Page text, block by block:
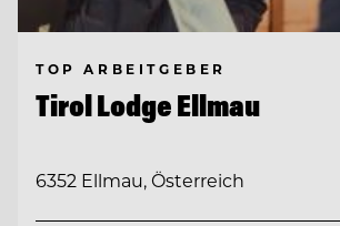
TOP ARBEITGEBER
Tirol Lodge Ellmau
6352 Ellmau, Österreich